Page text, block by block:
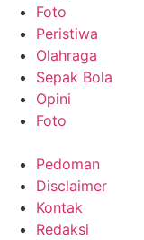
Foto
Peristiwa
Olahraga
Sepak Bola
Opini
Foto
Pedoman
Disclaimer
Kontak
Redaksi